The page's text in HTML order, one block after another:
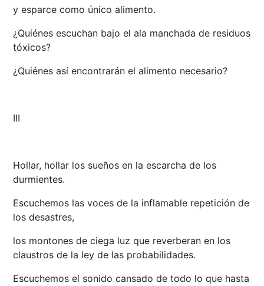
y esparce como único alimento.
¿Quiénes escuchan bajo el ala manchada de residuos
tóxicos?
¿Quiénes así encontrarán el alimento necesario?
III
Hollar, hollar los sueños en la escarcha de los
durmientes.
Escuchemos las voces de la inflamable repetición de
los desastres,
los montones de ciega luz que reverberan en los
claustros de la ley de las probabilidades.
Escuchemos el sonido cansado de todo lo que hasta